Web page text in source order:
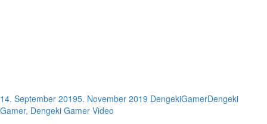
14. September 20195. November 2019 DengekiGamerDengeki
Gamer, Dengeki Gamer Video